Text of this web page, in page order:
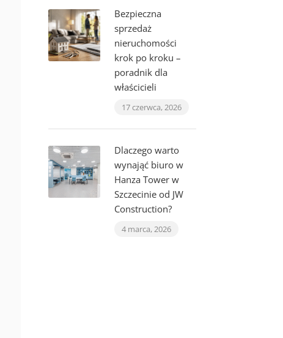
Bezpieczna
sprzedaż
nieruchomości
krok po kroku –
poradnik dla
właścicieli
17 czerwca, 2026
Dlaczego warto
wynająć biuro w
Hanza Tower w
Szczecinie od JW
Construction?
4 marca, 2026